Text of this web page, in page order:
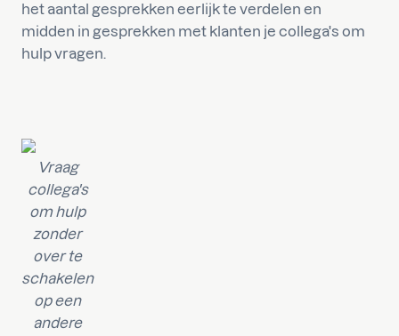
het aantal gesprekken eerlijk te verdelen en
midden in gesprekken met klanten je collega's om
hulp vragen.
Vraag
collega's
om hulp
zonder
over te
schakelen
op een
andere